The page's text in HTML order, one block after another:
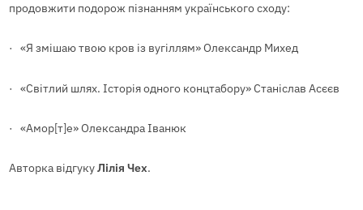
продовжити подорож пізнанням українського сходу:
· «Я змішаю твою кров із вугіллям» Олександр Михед
· «Світлий шлях. Історія одного концтабору» Станіслав Асєєв
· «Амор[т]е» Олександра Іванюк
Авторка відгукуЛілія Чех.